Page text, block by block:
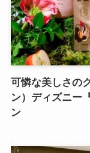
可憐な美しさの
ン）ディズニー
ン